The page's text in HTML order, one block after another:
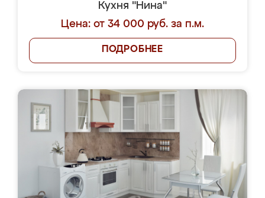
Кухня "Нина"
Цена: от 34 000 руб. за п.м.
ПОДРОБНЕЕ